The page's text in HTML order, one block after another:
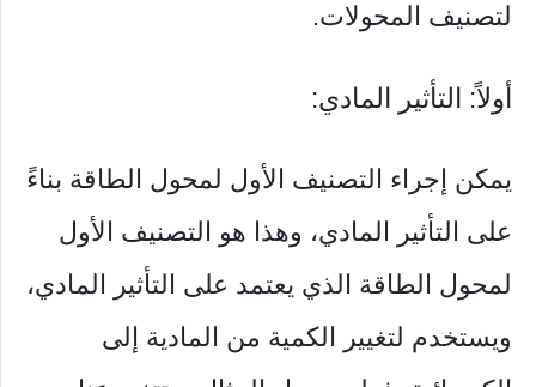
لتصنيف المحولات.
أولاً: التأثير المادي:
يمكن إجراء التصنيف الأول لمحول الطاقة بناءً
على التأثير المادي، وهذا هو التصنيف الأول
لمحول الطاقة الذي يعتمد على التأثير المادي،
ويستخدم لتغيير الكمية من المادية إلى